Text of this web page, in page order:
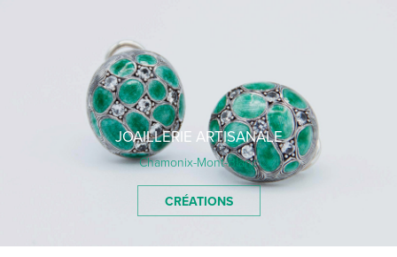
JOAILLERIE ARTISANALE
Chamonix-Mont-Blanc
CRÉATIONS